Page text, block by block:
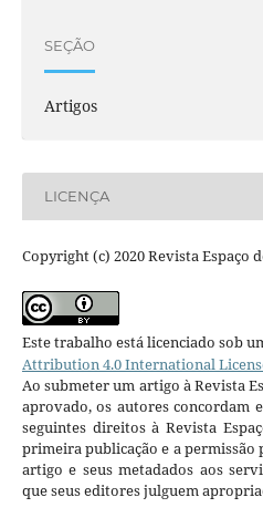
SEÇÃO
Artigos
LICENÇA
Copyright (c) 2020 Revista Espaço
Este trabalho está licenciado sob
Attribution 4.0 International
Ao submeter um artigo à Revista
aprovado, os autores concordam
seguintes direitos à Revista
primeira publicação e a permissão
artigo e seus metadados aos
que seus editores julguem